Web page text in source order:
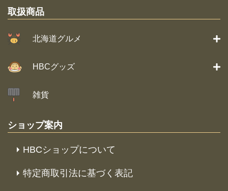
取扱商品
北海道グルメ
HBCグッズ
雑貨
ショップ案内
HBCショップについて
特定商取引法に基づく表記